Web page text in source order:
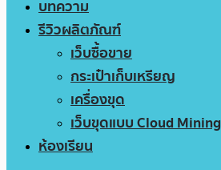
บทความ
รีวิวผลิตภัณฑ์
เว็บซื้อขาย
กระเป๋าเก็บเหรียญ
เครื่องขุด
เว็บขุดแบบ Cloud Mining
ห้องเรียน